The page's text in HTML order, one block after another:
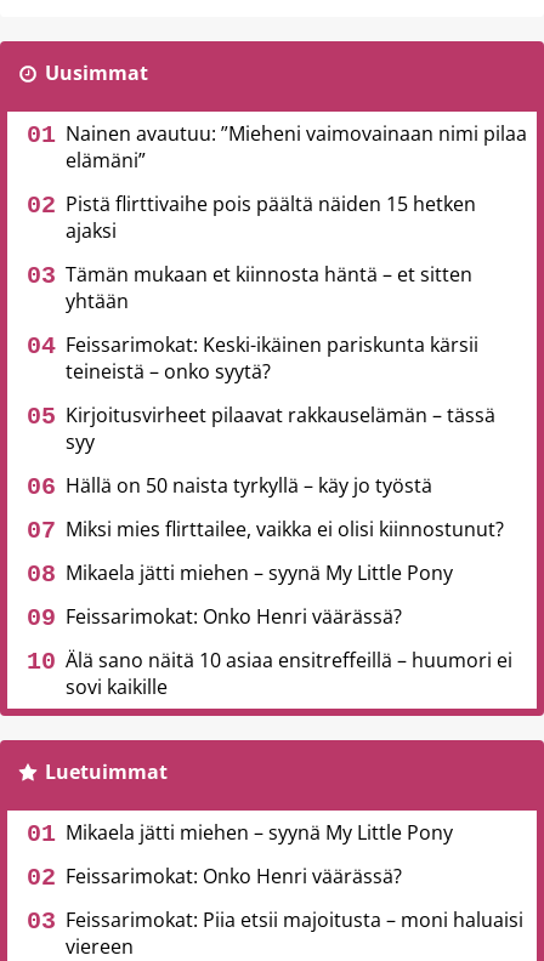
Uusimmat
Nainen avautuu: ”Mieheni vaimovainaan nimi pilaa
elämäni”
Pistä flirttivaihe pois päältä näiden 15 hetken
ajaksi
Tämän mukaan et kiinnosta häntä – et sitten
yhtään
Feissarimokat: Keski-ikäinen pariskunta kärsii
teineistä – onko syytä?
Kirjoitusvirheet pilaavat rakkauselämän – tässä
syy
Hällä on 50 naista tyrkyllä – käy jo työstä
Miksi mies flirttailee, vaikka ei olisi kiinnostunut?
Mikaela jätti miehen – syynä My Little Pony
Feissarimokat: Onko Henri väärässä?
Älä sano näitä 10 asiaa ensitreffeillä – huumori ei
sovi kaikille
Luetuimmat
Mikaela jätti miehen – syynä My Little Pony
Feissarimokat: Onko Henri väärässä?
Feissarimokat: Piia etsii majoitusta – moni haluaisi
viereen